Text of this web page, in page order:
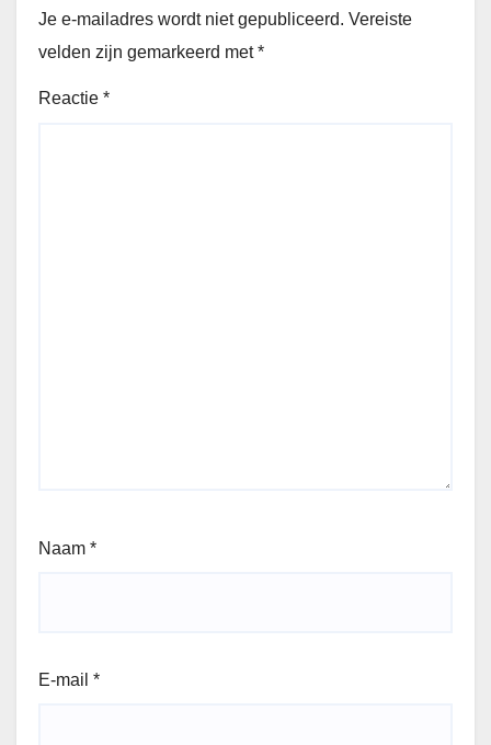
Je e-mailadres wordt niet gepubliceerd. Vereiste
velden zijn gemarkeerd met*
Reactie *
Naam *
E-mail *